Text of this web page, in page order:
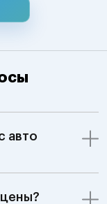
авто